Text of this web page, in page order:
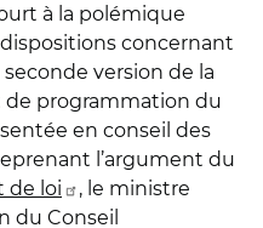
à la polémique
concernant
version de la
de programmation du
en conseil des
l’argument du
de loi
, le ministre
du Conseil